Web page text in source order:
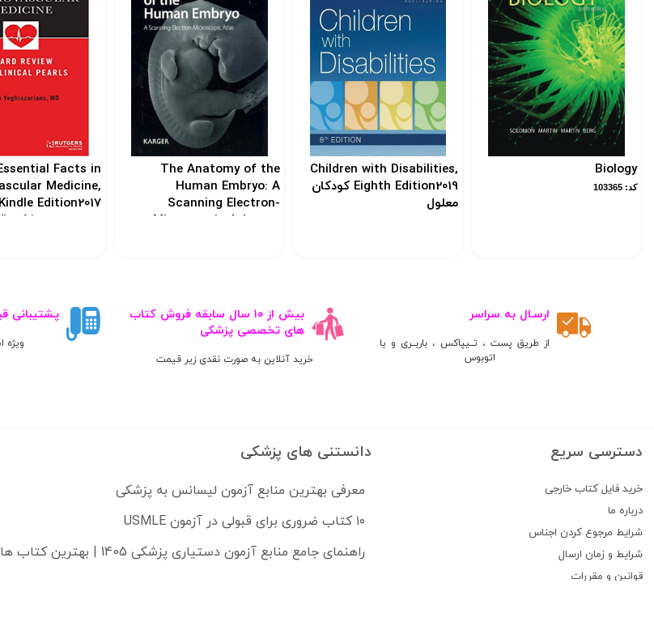
Biology
کد: 103365
Children with Disabilities,
Eighth Edition2019 کودکان
معلول
The Anatomy of the
Human Embryo: A
Scanning Electron-
Microscopic Atlas2011
Facts in
Medicine,
اساسی در پزشکی
ارسـال به سراسر
از طریق پست ، تــیپاکس ، باربــری و یا
اتوبوس
بیش از ۱۰ سال سابقه فروش کتاب‌
های تخصصی پزشکی
خرید آنلاین به صورت نقدی زیر قیمت
پشتیبانی
ویژه
دسترسی سریع
خرید فایل کتاب خارجی
درباره ما
شرایط مرجوع کردن اجناس
شرایط و زمان ارسال
قوانین و مقررات
دانستنی های پزشکی
معرفی بهترین منابع آزمون لیسانس به پزشکی
۱۰ کتاب ضروری برای قبولی در آزمون USMLE
راهنمای جامع منابع آزمون دستیاری پزشکی 1405 | بهترین کتاب های آزمون رزیدنتی 2025